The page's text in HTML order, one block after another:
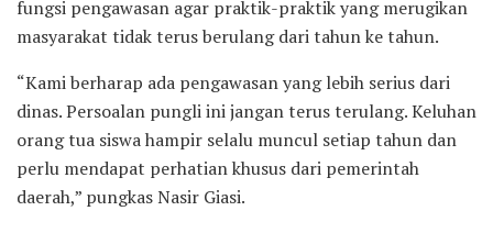
fungsi pengawasan agar praktik-praktik yang merugikan
masyarakat tidak terus berulang dari tahun ke tahun.
“Kami berharap ada pengawasan yang lebih serius dari
dinas. Persoalan pungli ini jangan terus terulang. Keluhan
orang tua siswa hampir selalu muncul setiap tahun dan
perlu mendapat perhatian khusus dari pemerintah
daerah,” pungkas Nasir Giasi.